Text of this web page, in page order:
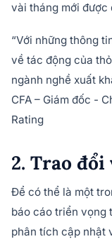
vài tháng mới được
“Với những thông
về tác động của
ngành nghề xuất
CFA – Giám đốc -
Rating
2. Trao
Để có thể là một
báo cáo triển vọng
phân tích cập nhật